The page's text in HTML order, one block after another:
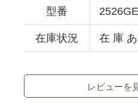
型番
在庫状況 在 庫 あ
レビューを